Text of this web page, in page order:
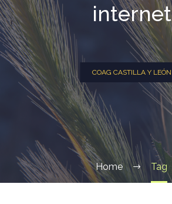
internet
COAG CASTILLA Y LEÓN
Home Tag